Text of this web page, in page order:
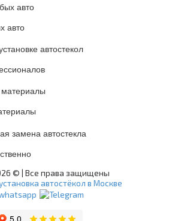
авто
© | Все права защищены
автостёкол в Москве